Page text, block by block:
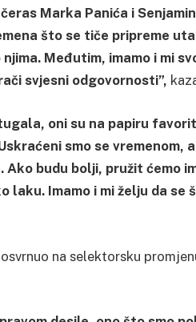
Marka Panića i
što se tiče pripreme
Međutim, imamo i mi
svjesni odgovornosti”,
oni su na papiru
smo se vremenom,
budu bolji, pružit ćemo
laku. Imamo i mi želju da se
na selektorsku